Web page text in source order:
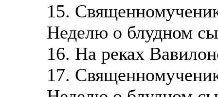
15.
Неделю о блудном
16. На реках
17.